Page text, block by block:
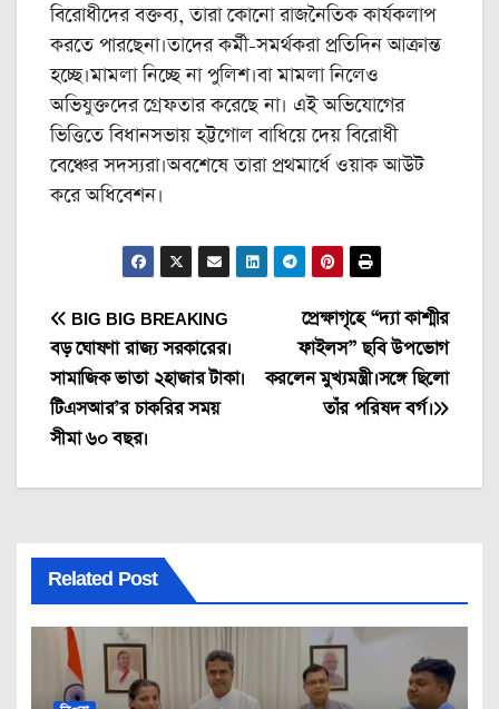
বিরোধীদের বক্তব্য, তারা কোনো রাজনৈতিক কার্যকলাপ
করতে পারছেনা।তাদের কর্মী-সমর্থকরা প্রতিদিন আক্রান্ত
হচ্ছে।মামলা নিচ্ছে না পুলিশ।বা মামলা নিলেও
অভিযুক্তদের গ্রেফতার করেছে না। এই অভিযোগের
ভিত্তিতে বিধানসভায় হট্টগোল বাধিয়ে দেয় বিরোধী
বেঞ্চের সদস্যরা।অবশেষে তারা প্রথমার্ধে ওয়াক আউট
করে অধিবেশন।
Post
navigation
প্রেক্ষাগৃহে “দ্যা কাশ্মীর
ফাইলস” ছবি উপভোগ
করলেন মুখ্যমন্ত্রী।সঙ্গে ছিলো
তাঁর পরিষদ বর্গ।
BIG BIG BREAKING
বড় ঘোষণা রাজ্য সরকারের।
সামাজিক ভাতা ২হাজার টাকা।
টিএসআর’র চাকরির সময়
সীমা ৬০ বছর।
Related Post